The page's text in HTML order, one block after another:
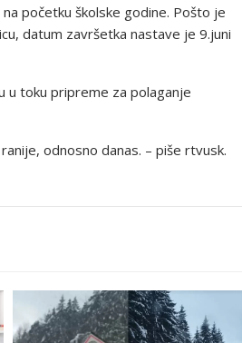
početku školske godine. Pošto je
datum završetka nastave je 9.juni
u toku pripreme za polaganje
odnosno danas. – piše rtvusk.